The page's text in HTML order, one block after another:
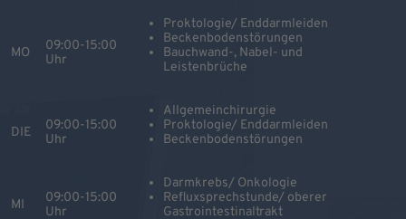
MO
09:00-15:00
Uhr
Proktologie/ Enddarmleiden
Beckenbodenstörungen
Bauchwand-, Nabel- und
Leistenbrüche
DIE
09:00-15:00
Uhr
Allgemeinchirurgie
Proktologie/ Enddarmleiden
Beckenbodenstörungen
MI
09:00-15:00
Uhr
Darmkrebs/ Onkologie
Refluxsprechstunde/ oberer
Gastrointestinaltrakt